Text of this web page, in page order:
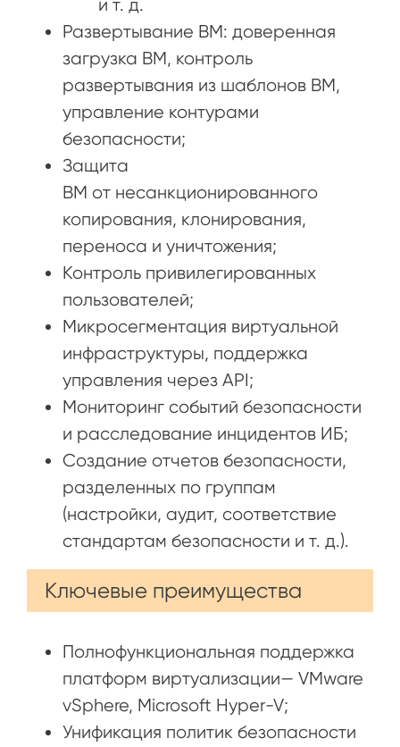
и т. д.
Развертывание ВМ: доверенная
загрузка ВМ, контроль
развертывания из шаблонов ВМ,
управление контурами
безопасности;
Защита
ВМ от несанкционированного
копирования, клонирования,
переноса и уничтожения;
Контроль привилегированных
пользователей;
Микросегментация виртуальной
инфраструктуры, поддержка
управления через API;
Мониторинг событий безопасности
и расследование инцидентов ИБ;
Создание отчетов безопасности,
разделенных по группам
(настройки, аудит, соответствие
стандартам безопасности и т. д.).
Ключевые преимущества
Полнофункциональная поддержка
платформ виртуализации— VMware
vSphere, Microsoft Hyper-V;
Унификация политик безопасности